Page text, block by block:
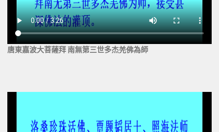
唐東嘉波大菩薩拜 南無第三世多杰羌佛為師